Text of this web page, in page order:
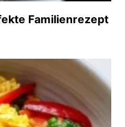
Familienrezept